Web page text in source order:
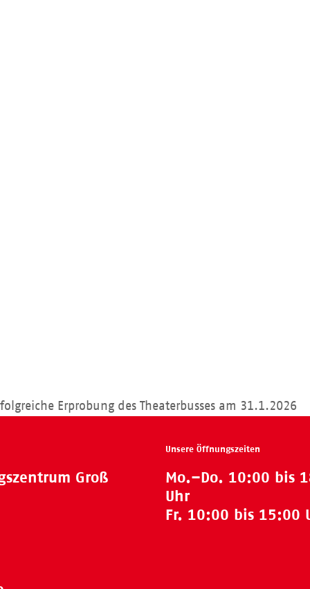
Erprobung des Theaterbusses am 31.1.2026
Groß
Unsere Öffnungszeiten
Mo.–Do. 10:00 bis
Uhr
Fr. 10:00 bis 15:00